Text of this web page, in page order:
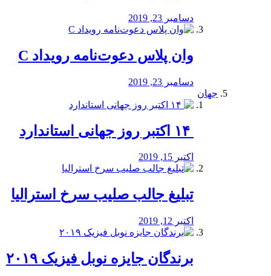
دسامبر 23, 2019
وان پلاس دعوت‌نامه رویداد C
دسامبر 23, 2019
جهان
اکتبر 15, 2019
تبلیغ جالب صلیب سرخ استرالیا
اکتبر 12, 2019
برندگان جایزه نوبل فیزیک ۲۰۱۹